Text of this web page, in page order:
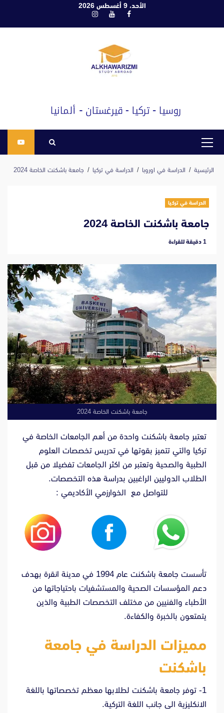
الأحد، 9 أغسطس 2026
فيسبوكيوتيوبانستغرام
القائمة
الرئيسية الدراسة في اوروبا الدراسة في تركيا جامعة باشكنت الخاصة 2024
الدراسة في تركيا
جامعة باشكنت الخاصة 2024
‫1 دقيقة للقراءة
جامعة باشكنت الخاصة 2024
تعتبر جامعة باشكنت واحدة من أهم الجامعات الخاصة في
تركيا والتي تتميز بقوتها في تدريس تخصصات العلوم
الطبية والصحية وتعتبر من اكثر الجامعات تفضيلا من قبل
الطلاب الدوليين الراغبين بدراسة هذه التخصصات.
للتواصل مع الخوارزمي الأكاديمي :
تأسست جامعة باشكنت عام 1994 في مدينة انقرة بهدف
دعم المؤسسات الصحية والمستشفيات باحتياجاتها من
الأطباء والفنيين من مختلف التخصصات الطبية والذين
يتمتعون بالخبرة والكفاءة.
مميزات الدراسة في جامعة
باشكنت
1- توفر جامعة باشكنت لطلابها معظم تخصصاتها باللغة
الانكليزية الى جانب اللغة التركية.